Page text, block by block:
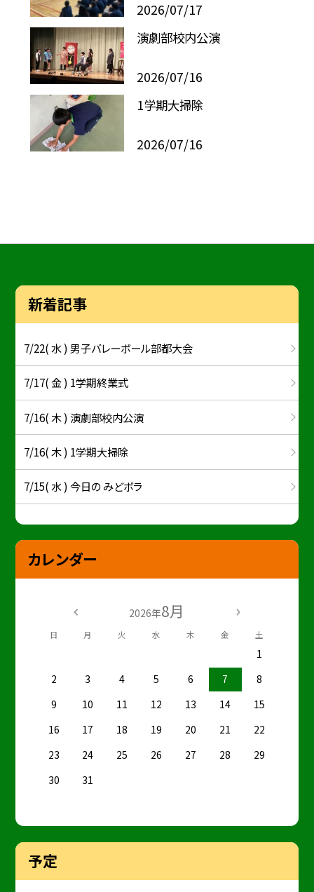
2026/07/17
演劇部校内公演
2026/07/16
1学期大掃除
2026/07/16
新着記事
7/22( 水 ) 男子バレーボール部都大会
7/17( 金 ) 1学期終業式
7/16( 木 ) 演劇部校内公演
7/16( 木 ) 1学期大掃除
7/15( 水 ) 今日の みどボラ
カレンダー
2026年8月
日 月 火 水 木 金 土
1
2
3 4 5 6 7
8
9
10 11 12 13 14
15
16
17 18 19 20 21
22
23
24 25 26 27 28
29
30
31
予定